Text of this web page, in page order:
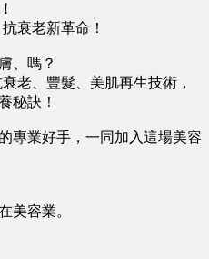
衰老新革命！
、嗎？
老、豐髮、美肌再生技術，
秘訣！
專業好手，一同加入這場美容
美容業。